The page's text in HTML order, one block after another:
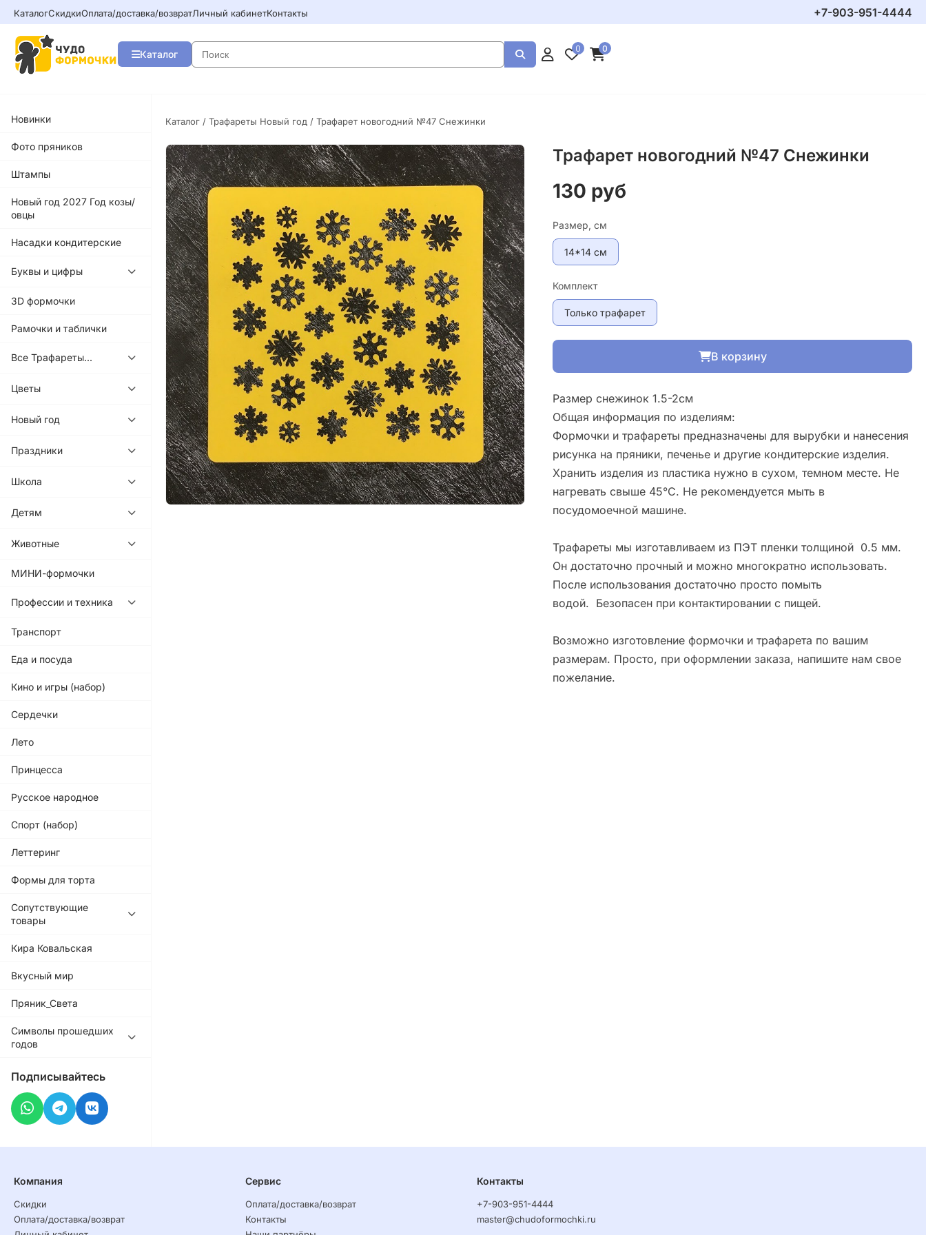
КаталогСкидкиОплата/доставка/возвратЛичный кабинетКонтакты +7-903-951-4444
Каталог
0 0
Новинки
Фото пряников
Штампы
Новый год 2027 Год козы/
овцы
Насадки кондитерские
Буквы и цифры
3D формочки
Рамочки и таблички
Все Трафареты...
Цветы
Новый год
Праздники
Школа
Детям
Животные
МИНИ-формочки
Профессии и техника
Транспорт
Еда и посуда
Кино и игры (набор)
Сердечки
Лето
Принцесса
Русское народное
Спорт (набор)
Леттеринг
Формы для торта
Сопутствующие
товары
Кира Ковальская
Вкусный мир
Пряник_Света
Символы прошедших
годов
Подписывайтесь
Каталог / Трафареты Новый год / Трафарет новогодний №47 Снежинки
Трафарет новогодний №47 Снежинки
130 руб
Размер, см
14*14 см
Комплект
Только трафарет
В корзину
Общая информация по изделиям:
Формочки и трафареты предназначены для вырубки и нанесения
рисунка на пряники, печенье и другие кондитерские изделия.
Хранить изделия из пластика нужно в сухом, темном месте. Не
нагревать свыше 45°С. Не рекомендуется мыть в
посудомоечной машине.
Трафареты мы изготавливаем из ПЭТ пленки толщиной 0.5 мм.
Он достаточно прочный и можно многократно использовать.
После использования достаточно просто помыть
водой. Безопасен при контактировании с пищей.
Возможно изготовление формочки и трафарета по вашим
размерам. Просто, при оформлении заказа, напишите нам свое
пожелание.
Компания
Скидки
Оплата/доставка/возврат
Сервис
Оплата/доставка/возврат
Контакты
Контакты
+7-903-951-4444
master@chudoformochki.ru